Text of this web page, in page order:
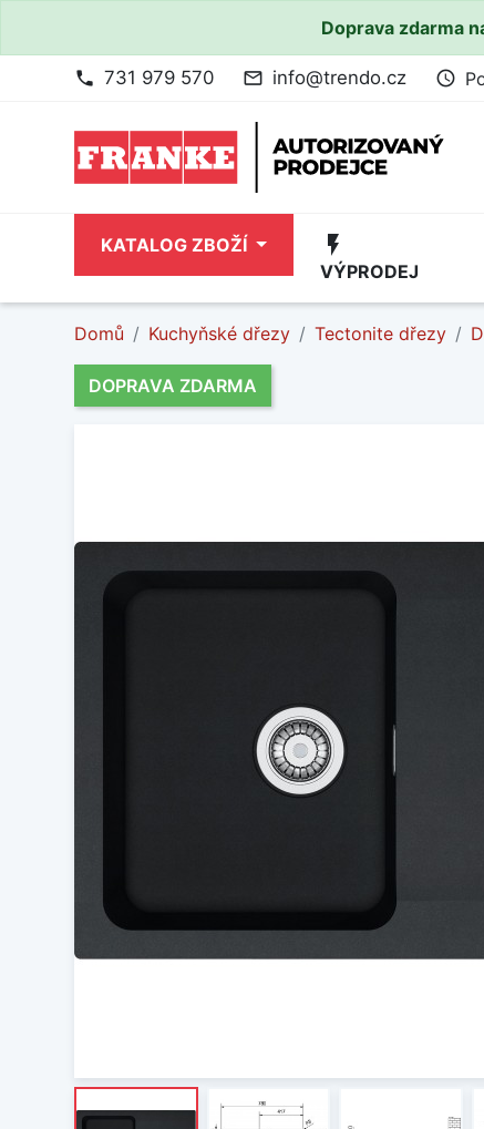
Doprava zdarma
phone 731 979 570 mail_outline info@trendo.cz access_time
KATALOG ZBOŽÍ flash_on
VÝPRODEJ
Domů Kuchyňské dřezy Tectonite dřezy
DOPRAVA ZDARMA